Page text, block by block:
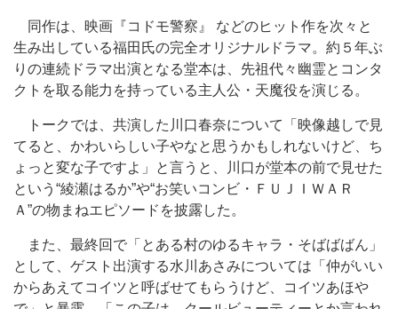
同作は、映画『コドモ警察』 などのヒット作を次々と
生み出している福田氏の完全オリジナルドラマ。約５年ぶ
りの連続ドラマ出演となる堂本は、先祖代々幽霊とコンタ
クトを取る能力を持っている主人公・天魔役を演じる。
トークでは、共演した川口春奈について「映像越しで見
てると、かわいらしい子やなと思うかもしれないけど、ち
ょっと変な子ですよ」と言うと、川口が堂本の前で見せた
という“綾瀬はるか”や“お笑いコンビ・ＦＵＪＩＷＡＲ
Ａ”の物まねエピソードを披露した。
また、最終回で「とある村のゆるキャラ・そばばばん」
として、ゲスト出演する水川あさみについては「仲がいい
からあえてコイツと呼ばせてもらうけど、コイツあほや